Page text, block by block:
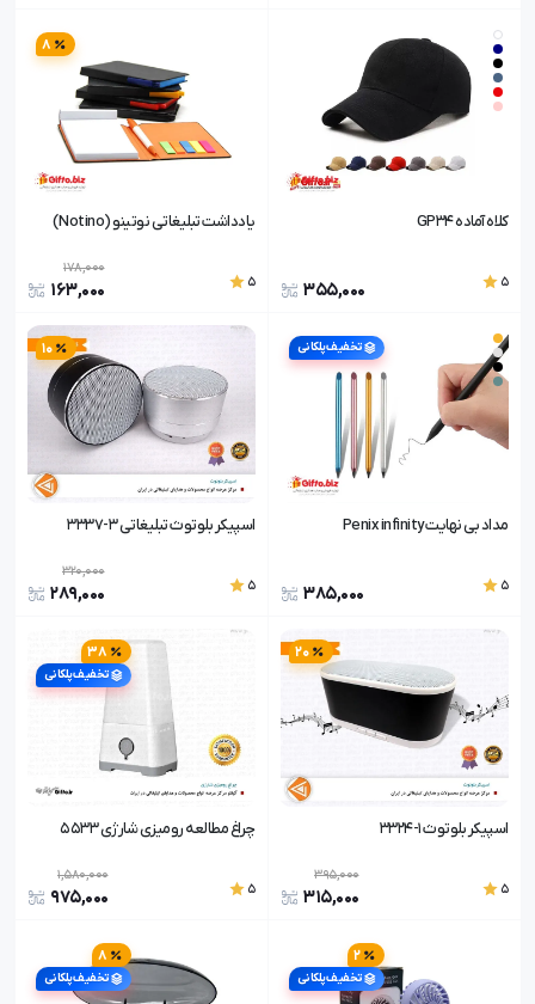
کلاه آماده GP34
5
355,000
یادداشت تبلیغاتی نوتینو (Notino)
5
178,000
163,000
8
مداد بی نهایت Penix infinity
5
385,000
تخفیف پلکانی
اسپیکر بلوتوث تبلیغاتی 3-3337
5
320,000
289,000
10
اسپیکر بلوتوث 1-3324
5
395,000
315,000
20
چراغ مطالعه رومیزی شارژی ۵۵۳۳
5
1,580,000
975,000
38
تخفیف پلکانی
2
تخفیف پلکانی
8
تخفیف پلکانی